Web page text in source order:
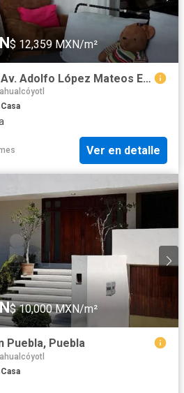
$ 12,359 MXN/m²
Casa, a 3 calles de la Av. Adolfo López Mateos En Ciudad Nezahualcóyotl.
Casa
Ver en detalle
$ 10,000 MXN/m²
Puebla, Puebla
Casa